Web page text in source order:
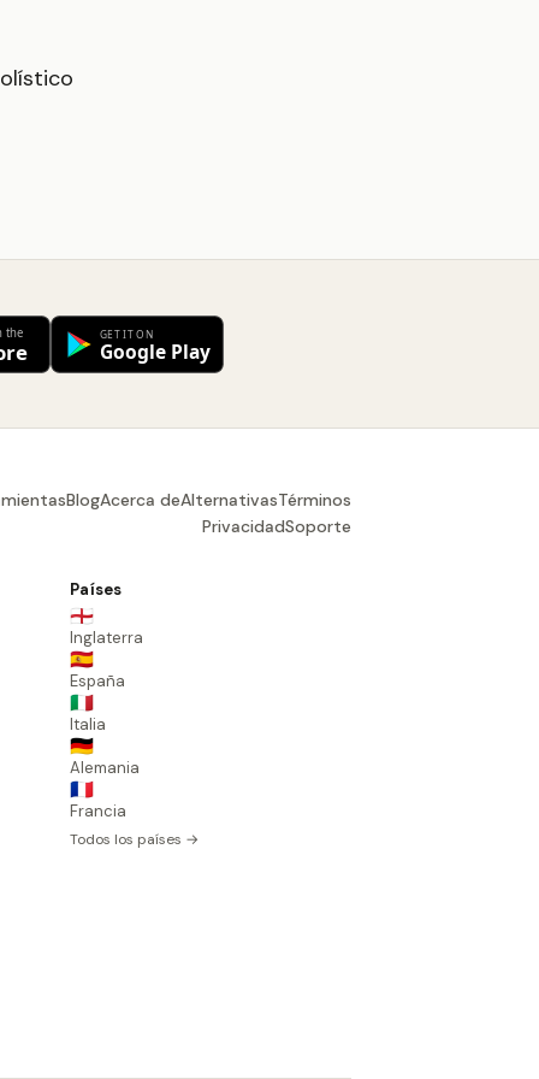
BlogAcerca deAlternativasTérminos
PrivacidadSoporte
Países
🏴󠁧󠁢󠁥󠁮󠁧󠁿
Inglaterra
🇪🇸
España
🇮🇹
Italia
🇩🇪
Alemania
🇫🇷
Francia
Todos los países →